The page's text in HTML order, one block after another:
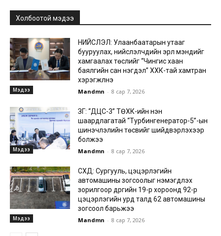
Холбоотой мэдээ
Мэдээ
НИЙСЛЭЛ: Улаанбаатарын утааг
бууруулах, нийслэлчүүдийн эрүүл мэндийг
хамгаалах төслийг “Чингис хаан
баялгийн сан нэгдэл” ХХК-тай хамтран
хэрэгжүүлнэ
Mandmn - 8 сар 7, 2026
Мэдээ
ЗГ: “ДЦС-3” ТӨХК-ийн нэн
шаардлагатай “Турбингенератор-5”-ын
шинэчлэлийн төсвийг шийдвэрлэхээр
болжээ
Mandmn - 8 сар 7, 2026
Мэдээ
СХД: Сургууль, цэцэрлэгийн
автомашины зогсоолыг нэмэгдүүлэх
зорилгоор дүүргийн 19-р хороонд 92-р
цэцэрлэгийн урд талд 62 автомашины
зогсоол барьжээ
Mandmn - 8 сар 7, 2026